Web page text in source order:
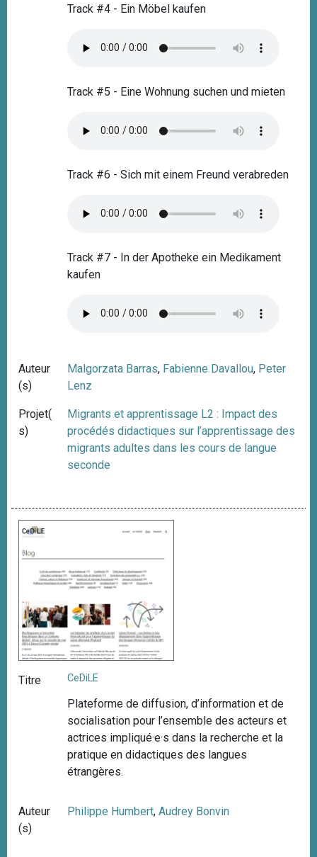
Track #4 - Ein Möbel kaufen
Track #5 - Eine Wohnung suchen und mieten
Track #6 - Sich mit einem Freund verabreden
Track #7 - In der Apotheke ein Medikament
kaufen
Auteur
(s)
Malgorzata Barras, Fabienne Davallou, Peter
Lenz
Projet(
s)
Migrants et apprentissage L2 : Impact des
procédés didactiques sur l’apprentissage des
migrants adultes dans les cours de langue
seconde
Titre CeDiLE
Plateforme de diffusion, d’information et de
socialisation pour l’ensemble des acteurs et
actrices impliqué·e·s dans la recherche et la
pratique en didactiques des langues
étrangères.
Auteur
(s)
Philippe Humbert,Audrey Bonvin